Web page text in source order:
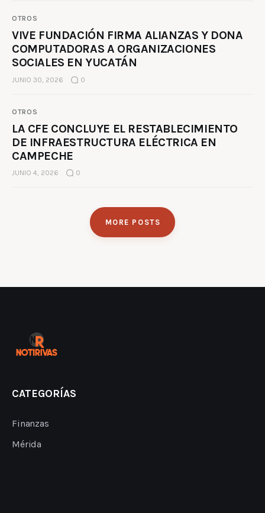
OTROS
VIVE FUNDACIÓN FIRMA ALIANZAS Y DONA
COMPUTADORAS A ORGANIZACIONES
SOCIALES EN YUCATÁN
JUNIO 30, 2026 0
OTROS
LA CFE CONCLUYE EL RESTABLECIMIENTO
DE INFRAESTRUCTURA ELÉCTRICA EN
CAMPECHE
JUNIO 4, 2026 0
MORE POSTS
CATEGORÍAS
Finanzas
Mérida